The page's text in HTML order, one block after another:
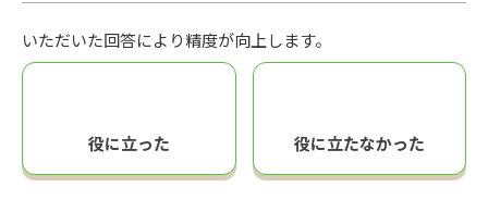
いただいた回答により精度が向上します。
役に立った 役に立たなかった